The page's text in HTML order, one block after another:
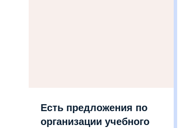
Есть предложения по
организации учебного